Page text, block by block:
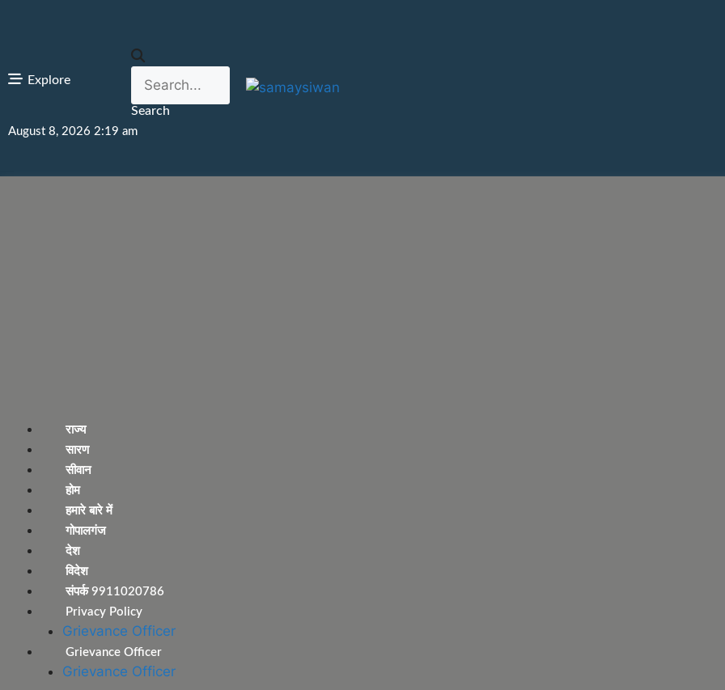
Explore
Search
August 8, 2026 2:19 am
राज्य
सारण
सीवान
होम
हमारे बारे में
गोपालगंज
देश
विदेश
संपर्क 9911020786
Privacy Policy
Grievance Officer
Grievance Officer
Grievance Officer